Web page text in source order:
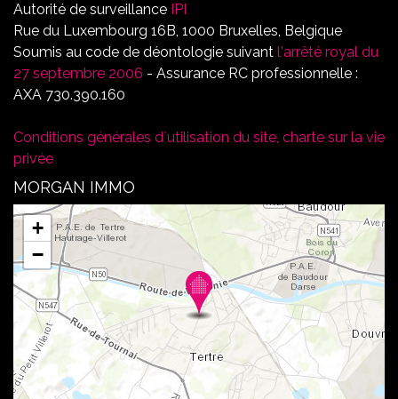
Autorité de surveillance IPI
Rue du Luxembourg 16B, 1000 Bruxelles, Belgique
Soumis au code de déontologie suivant l'arrêté royal du
27 septembre 2006 - Assurance RC professionnelle :
AXA 730.390.160
Conditions générales d´utilisation du site, charte sur la vie
privée
MORGAN IMMO
+
−